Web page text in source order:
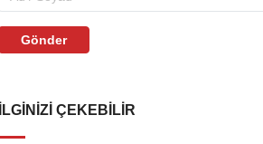
Gönder
İLGINIZI ÇEKEBILIR